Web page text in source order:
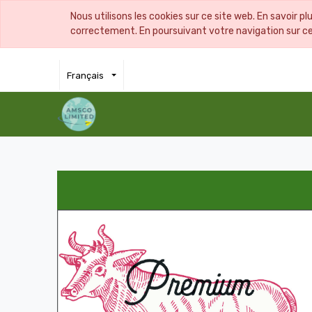
Nous utilisons les cookies sur ce site web. En savoir
correctement. En poursuivant votre navigation sur
Français